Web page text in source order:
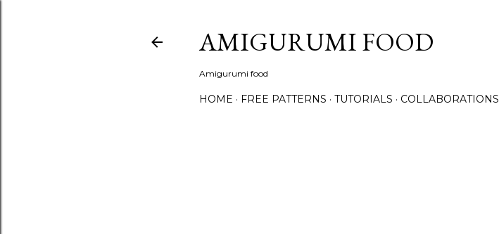
AMIGURUMI FOOD
Amigurumi food
HOME FREE PATTERNS TUTORIALS COLLABORATIONS